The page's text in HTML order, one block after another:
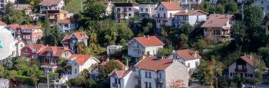
Valider